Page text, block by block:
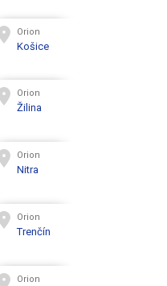
Orion
Košice
Orion
Žilina
Orion
Nitra
Orion
Trenčín
Orion